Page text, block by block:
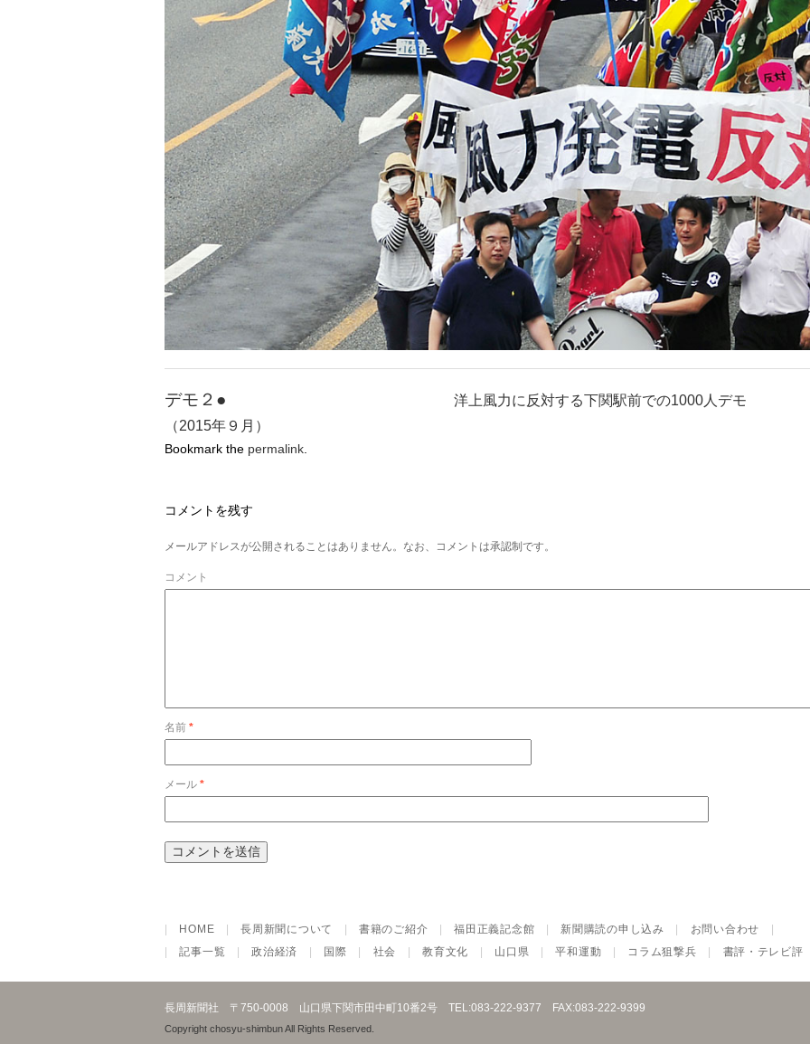
デモ２●
洋上風力に反対する下関駅前での1000人デモ
（2015年９月）
Bookmark the permalink
コメントを残す
メールアドレスが公開されることはありません。なお、コメントは承認制です。
コメント
名前 *
メール *
| HOME |長周新聞について |書籍のご紹介 |福田正義記念館 | 新聞購読の申し込み | お問い合わせ |
|記事一覧 |政治経済 | 国際 | 社会 |教育文化 | 山口県 |平和運動 | コラム狙撃兵 | 書評・テレビ評
長周新聞社 〒750-0008 山口県下関市田中町10番2号 TEL:083-222-9377 FAX:083-222-9399
Copyright chosyu-shimbun All Rights Reserved.